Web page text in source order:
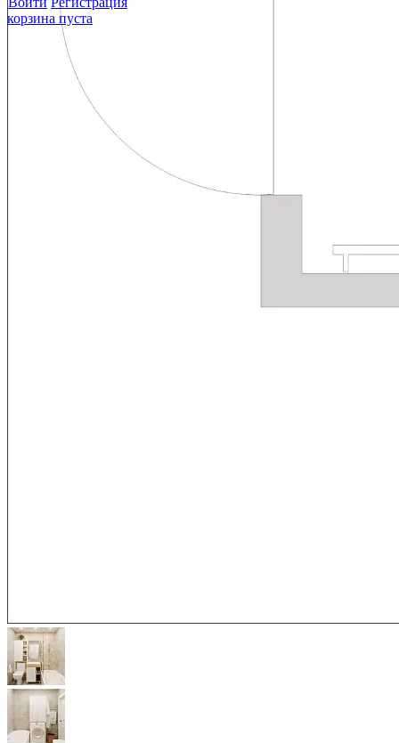
корзина пуста